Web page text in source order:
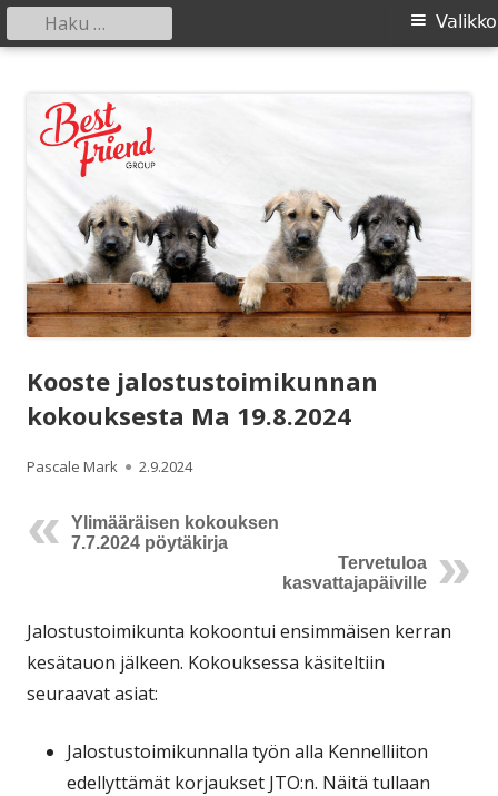
sisältöön
Ensisijainen
Valikko
Haku:
Kooste jalostustoimikunnan
kokouksesta Ma 19.8.2024
Kirjoittaja
Pascale Mark Julkaistu
2.9.2024
Ylimääräisen kokouksen
7.7.2024 pöytäkirja
Tervetuloa
kasvattajapäiville
Jalostustoimikunta kokoontui ensimmäisen kerran
kesätauon jälkeen. Kokouksessa käsiteltiin
seuraavat asiat:
Jalostustoimikunnalla työn alla Kennelliiton
edellyttämät korjaukset JTO:n. Näitä tullaan